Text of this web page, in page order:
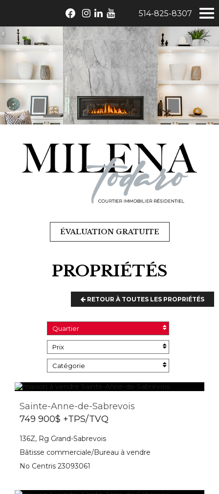
514-825-8307
ÉVALUATION GRATUITE
PROPRIÉTÉS
RETOUR À TOUTES LES PROPRIÉTÉS
Quartier
Prix
Catégorie
Sainte-Anne-de-Sabrevois
749 900$ +TPS/TVQ
136Z, Rg Grand-Sabrevois
Bâtisse commerciale/Bureau à vendre
No Centris 23093061